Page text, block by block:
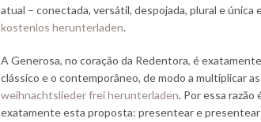
atual – conectada, versátil, despojada, plural e
kostenlos herunterladen.
A Generosa, no coração da Redentora, é
clássico e o contemporâneo, de modo a multiplicar
weihnachtslieder frei herunterladen. Por essa
exatamente esta proposta: presentear e